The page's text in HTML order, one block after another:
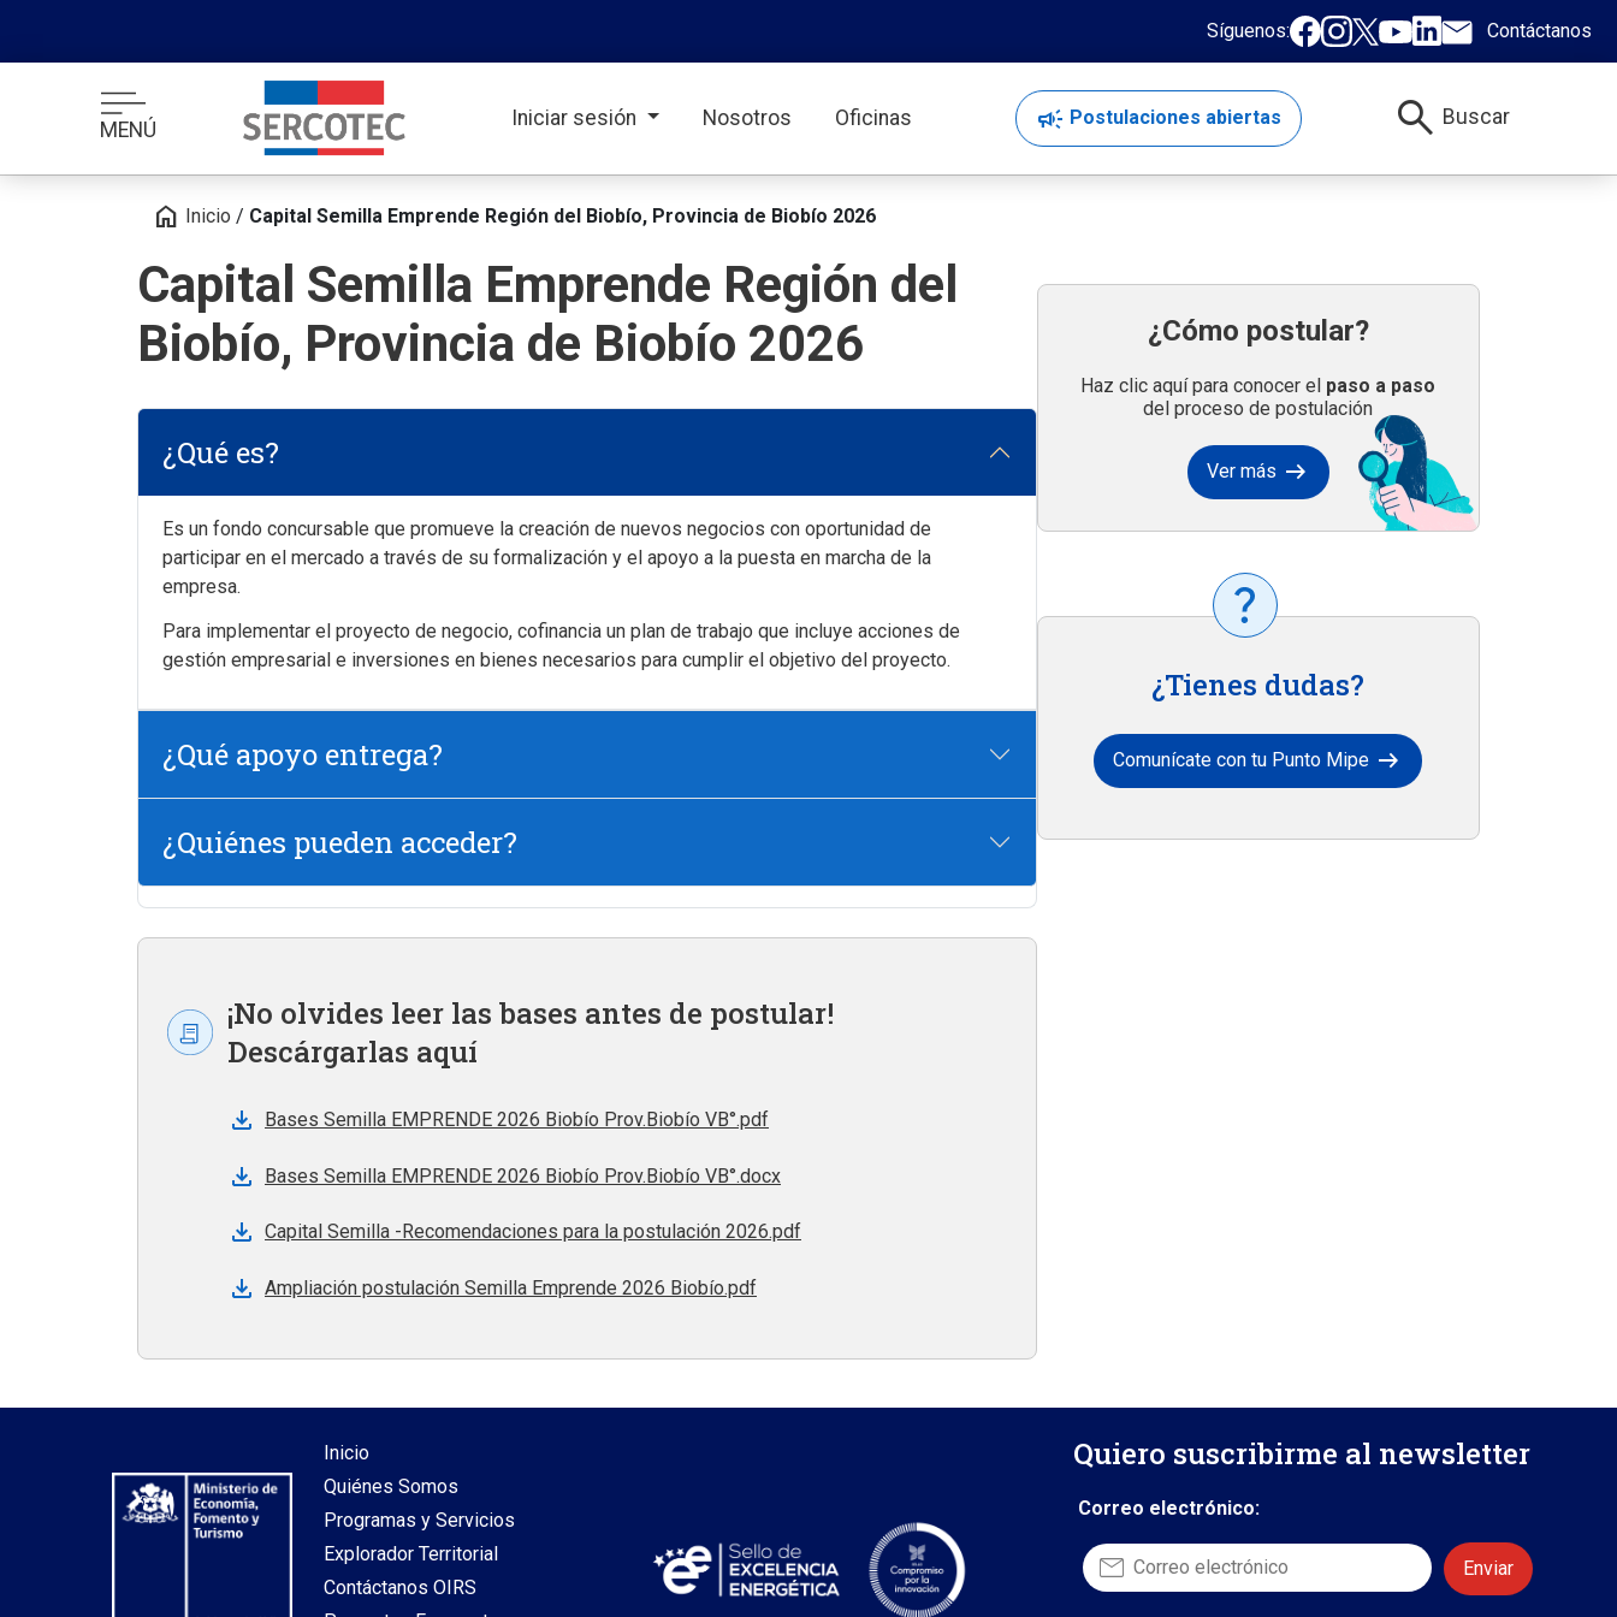
Síguenos: Contáctanos
MENÚ Iniciar sesión Nosotros Oficinas campaign Postulaciones abiertas search Buscar
home Inicio / Capital Semilla Emprende Región del Biobío, Provincia de Biobío 2026
Capital Semilla Emprende Región del
Biobío, Provincia de Biobío 2026
¿Qué es?
Es un fondo concursable que promueve la creación de nuevos negocios con oportunidad de
participar en el mercado a través de su formalización y el apoyo a la puesta en marcha de la
empresa.
Para implementar el proyecto de negocio, cofinancia un plan de trabajo que incluye acciones de
gestión empresarial e inversiones en bienes necesarios para cumplir el objetivo del proyecto.
¿Qué apoyo entrega?
¿Quiénes pueden acceder?
¡No olvides leer las bases antes de postular!
Descárgarlas aquí
Bases Semilla EMPRENDE 2026 Biobío Prov.Biobío VB°.pdf
Bases Semilla EMPRENDE 2026 Biobío Prov.Biobío VB°.docx
Capital Semilla -Recomendaciones para la postulación 2026.pdf
Ampliación postulación Semilla Emprende 2026 Biobío.pdf
¿Cómo postular?
Haz clic aquí para conocer el paso a paso
del proceso de postulación
Ver más arrow_right_alt
¿Tienes dudas?
Comunícate con tu Punto Mipe arrow_right_alt
Inicio
Quiénes Somos
Programas y Servicios
Explorador Territorial
Contáctanos OIRS
Quiero suscribirme al newsletter
Correo electrónico: